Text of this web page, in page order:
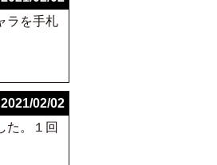
ラを手札
02/02
た。１回